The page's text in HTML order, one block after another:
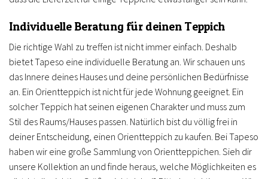
Individuelle Beratung für deinen Teppich
Die richtige Wahl zu treffen ist nicht immer einfach. Deshalb
bietet Tapeso eine individuelle Beratung an. Wir schauen uns
das Innere deines Hauses und deine persönlichen Bedürfnisse
an. Ein Orientteppich ist nicht für jede Wohnung geeignet. Ein
solcher Teppich hat seinen eigenen Charakter und muss zum
Stil des Raums/Hauses passen. Natürlich bist du völlig frei in
deiner Entscheidung, einen Orientteppich zu kaufen. Bei Tapeso
haben wir eine große Sammlung von Orientteppichen. Sieh dir
unsere Kollektion an und finde heraus, welche Möglichkeiten es